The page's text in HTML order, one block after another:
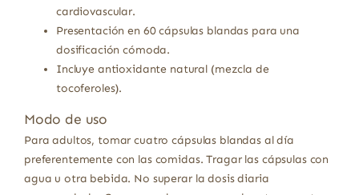
cardiovascular.
Presentación en 60 cápsulas blandas para una
dosificación cómoda.
Incluye antioxidante natural (mezcla de
tocoferoles).
Modo de uso
Para adultos, tomar cuatro cápsulas blandas al día
preferentemente con las comidas. Tragar las cápsulas con
agua u otra bebida. No superar la dosis diaria